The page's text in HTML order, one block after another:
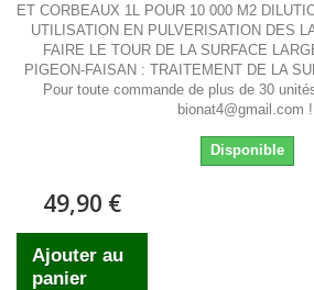
ET CORBEAUX 1L POUR 10 000 M2
UTILISATION EN PULVERISATION DES
FAIRE LE TOUR DE LA SURFACE
PIGEON-FAISAN : TRAITEMENT DE LA
Pour toute commande de plus de 30
bionat4@gmail.com
Disponible
49,90 €
Ajouter au
panier